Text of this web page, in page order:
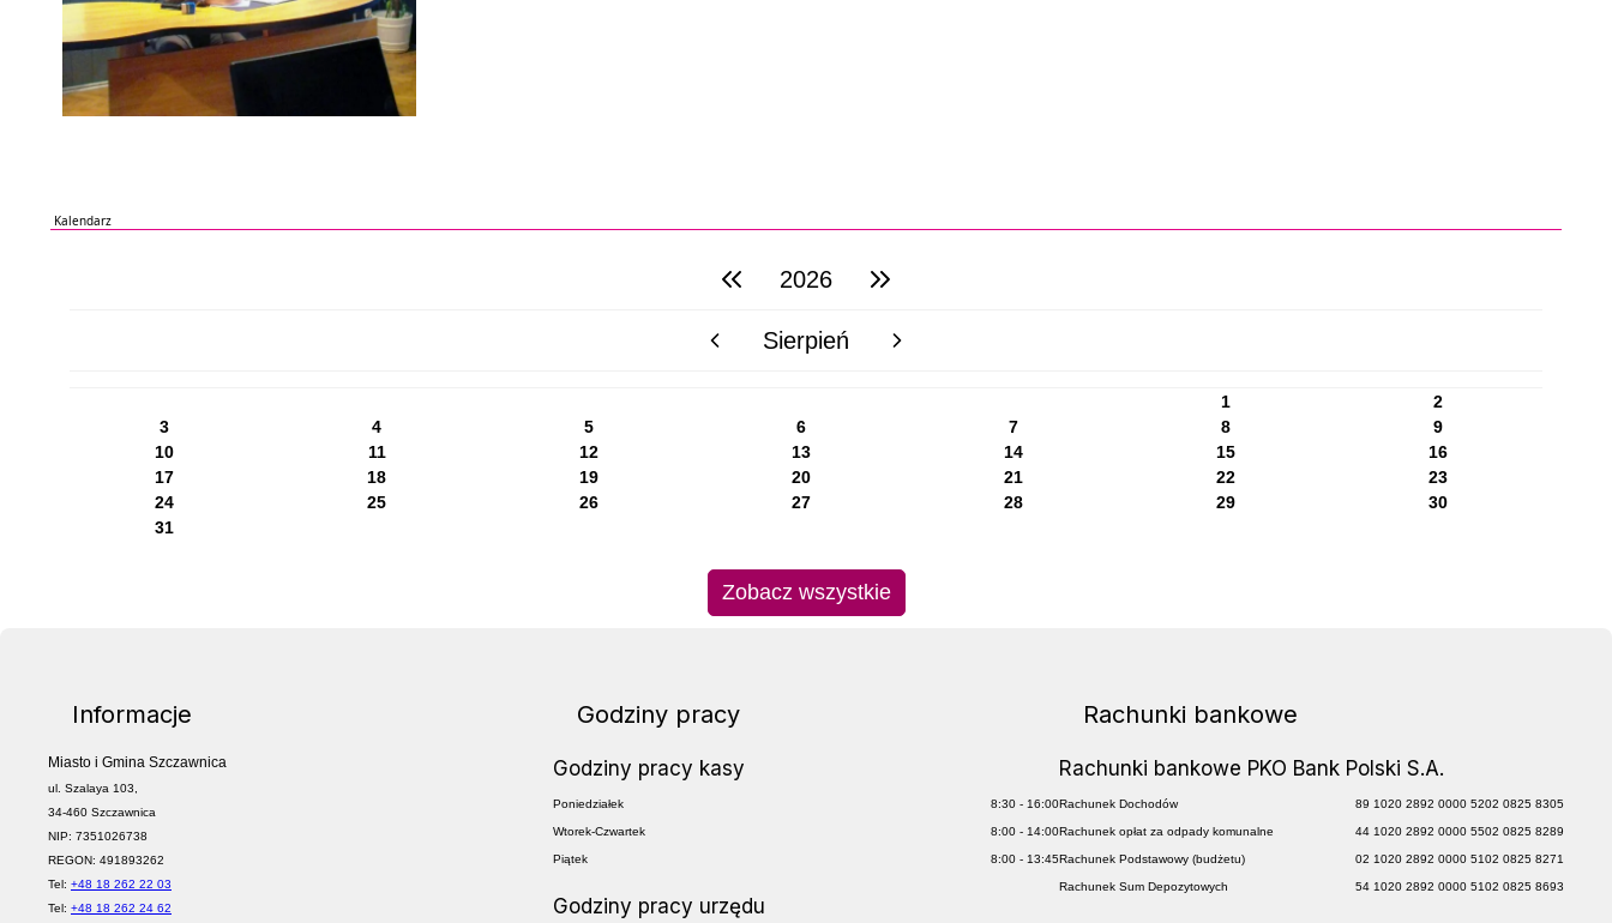
Kalendarz
poprzedni rok2026 następny rok
poprzedni miesiącSierpień następny miesiąc
1
2
3
4 5 6 7 8
9
10
11 12 13 14 15
16
17
18 19 20 21 22
23
24
25 26 27 28 29
30
31
Zobacz wszystkie
Informacje
Miasto i Gmina Szczawnica
ul. Szalaya 103,
34-460 Szczawnica
NIP: 7351026738
REGON: 491893262
Tel: +48 18 262 22 03
Tel: +48 18 262 24 62
Godziny pracy
Godziny pracy kasy
Poniedziałek 8:30 - 16:00
Wtorek-Czwartek 8:00 - 14:00
Piątek 8:00 - 13:45
Godziny pracy urzędu
Rachunki bankowe
Rachunki bankowe PKO Bank Polski S.A.
Rachunek Dochodów 89 1020 2892 0000 5202 0825 8305
Rachunek opłat za odpady komunalne 44 1020 2892 0000 5502 0825 8289
Rachunek Podstawowy (budżetu) 02 1020 2892 0000 5102 0825 8271
Rachunek Sum Depozytowych 54 1020 2892 0000 5102 0825 8693